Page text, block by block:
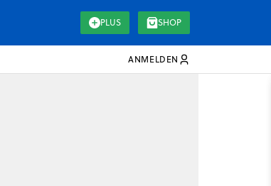
PLUS SHOP
ANMELDEN